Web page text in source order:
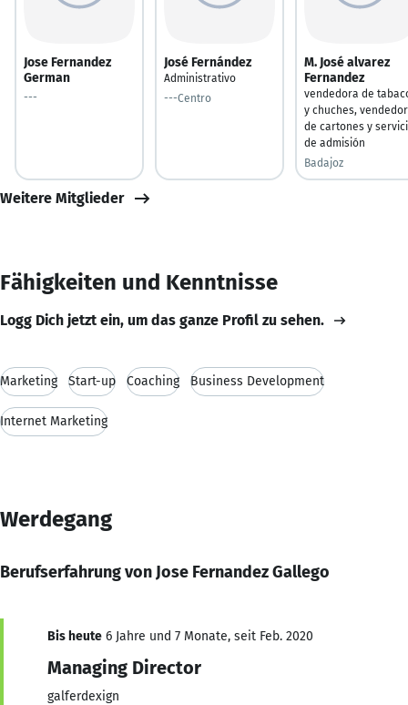
Jose Fernandez
German
---
José Fernández
Administrativo
---Centro
M. José alvarez
Fernandez
vendedora de
y chuches,
de cartones y
de admisión
Badajoz
Weitere Mitglieder
Fähigkeiten und Kenntnisse
Logg Dich jetzt ein, um das ganze Profil zu sehen.
Marketing Start-up Coaching Business Development
Internet Marketing
Werdegang
Berufserfahrung von Jose Fernandez Gallego
Bis heute 6 Jahre und 7 Monate, seit Feb. 2020
Managing Director
galferdexign